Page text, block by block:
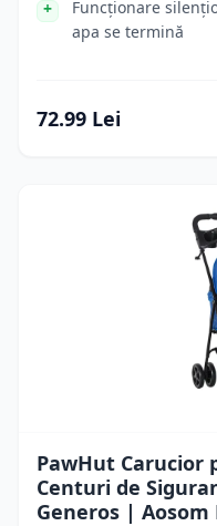
Funcționare
apa se termină
72.99 Lei
PawHut Carucior
Centuri de
Generos | Aosom